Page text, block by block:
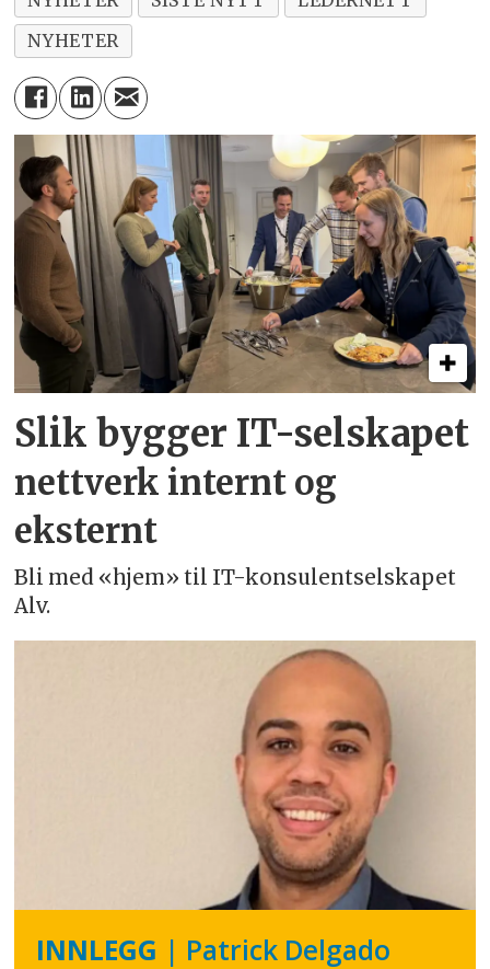
NYHETER
Slik bygger IT-selskapet
nettverk internt og
eksternt
Bli med «hjem» til IT-konsulentselskapet
Alv.
INNLEGG | Patrick Delgado